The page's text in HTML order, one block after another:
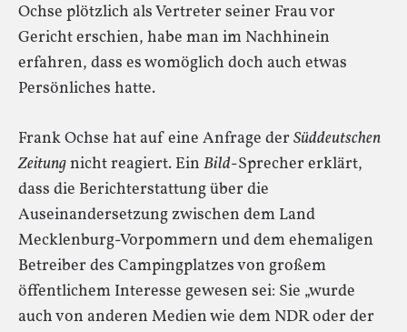
Ochse plötzlich als Vertreter seiner Frau vor
Gericht erschien, habe man im Nachhinein
erfahren, dass es womöglich doch auch etwas
Persönliches hatte.
Frank Ochse hat auf eine Anfrage der Süddeutschen
Zeitungnicht reagiert. Ein Bild-Sprecher erklärt,
dass die Berichterstattung über die
Auseinandersetzung zwischen dem Land
Mecklenburg-Vorpommern und dem ehemaligen
Betreiber des Campingplatzes von großem
öffentlichem Interesse gewesen sei: Sie „wurde
auch von anderen Medien wie dem NDR oder der